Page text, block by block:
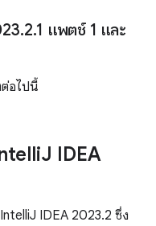
.2.1 แพตช์ 1 และ
อไปนี้
J IDEA
IDEA 2023.2 ซึ่ง